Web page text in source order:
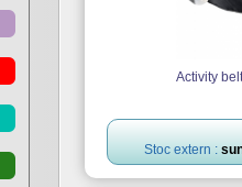
Activity belt
Stoc extern :